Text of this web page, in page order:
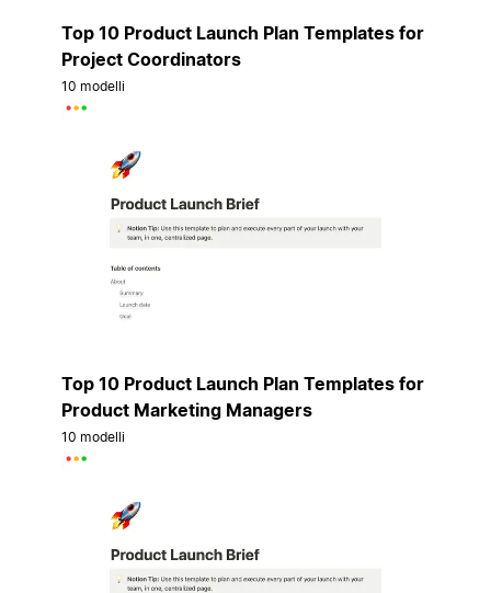
Top 10 Product Launch Plan Templates for
Project Coordinators
10 modelli
Top 10 Product Launch Plan Templates for
Product Marketing Managers
10 modelli